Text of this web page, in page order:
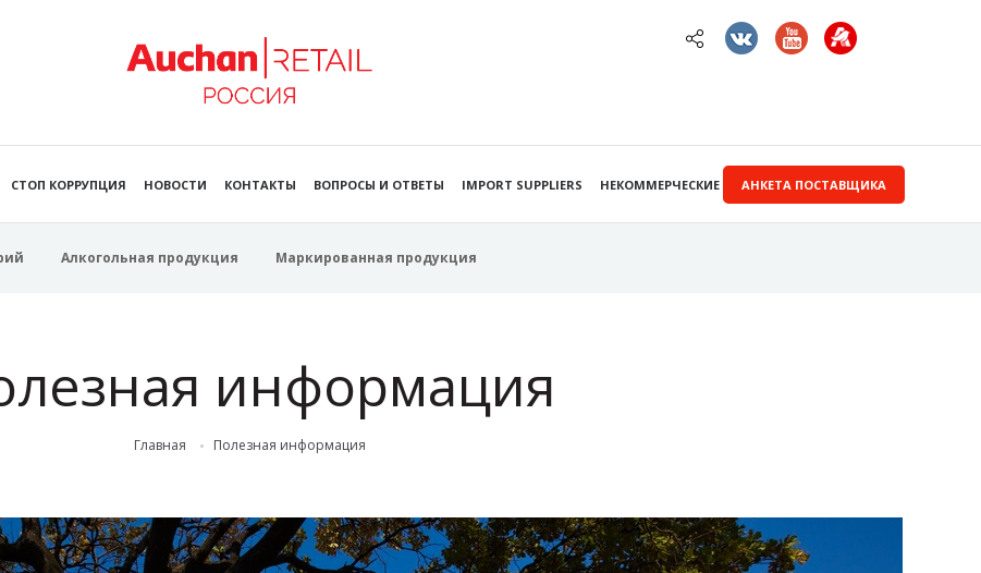
АНКЕТА ПОСТАВЩИКА
СТОП КОРРУПЦИЯ НОВОСТИ КОНТАКТЫ ВОПРОСЫ И ОТВЕТЫ IMPORT SUPPLIERS НЕКОММЕРЧЕСКИЕ ЗАКУПКИ
Алкогольная продукция Маркированная продукция
информация
Главная Полезная информация